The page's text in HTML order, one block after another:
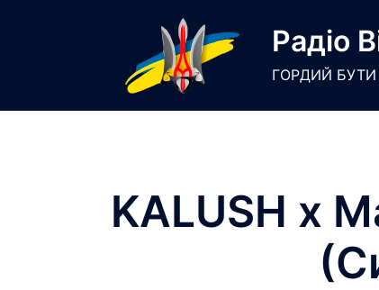
Радіо
ГОРДИЙ БУТИ
KALUSH x